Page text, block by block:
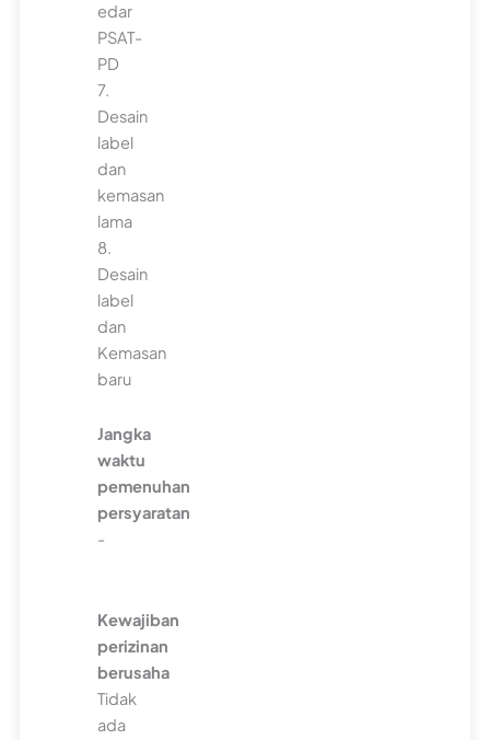
edar
PSAT-
PD
7.
Desain
label
dan
kemasan
lama
8.
Desain
label
dan
Kemasan
baru
Jangka
waktu
pemenuhan
persyaratan
-
Kewajiban
perizinan
berusaha
Tidak
ada